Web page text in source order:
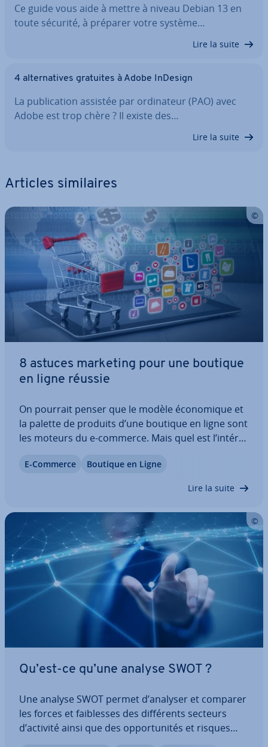
Ce guide vous aide à mettre à niveau Debian 13 en
toute sécurité, à préparer votre système…
Lire la suite
4 al­ter­na­tives gratuites à Adobe InDesign
La pu­bli­ca­tion assistée par or­di­na­teur (PAO) avec
Adobe est trop chère ? Il existe des…
Lire la suite
Articles si­mi­laires
8 astuces marketing pour une boutique
en ligne réussie
On pourrait penser que le modèle éco­no­mique et
la palette de produits d’une boutique en ligne sont
les moteurs du e-commerce. Mais quel est l’intérêt
Toile ? C’est là que le marketing pour les boutiques
E-Commerce Boutique en Ligne
Lire la suite
Qu’est-ce qu’une analyse SWOT ?
Une analyse SWOT permet d’analyser et comparer
les forces et fai­blesses des dif­fé­rents secteurs
d’activité ainsi que des op­por­tu­ni­tés et risques